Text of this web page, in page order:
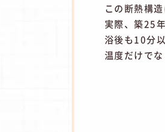
この断熱構
実際、築25
浴後も10分
温度だけで